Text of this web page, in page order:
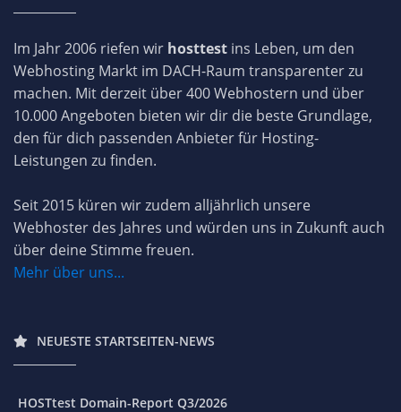
Im Jahr 2006 riefen wir hosttest ins Leben, um den
Webhosting Markt im DACH-Raum transparenter zu
machen. Mit derzeit über 400 Webhostern und über
10.000 Angeboten bieten wir dir die beste Grundlage,
den für dich passenden Anbieter für Hosting-
Leistungen zu finden.
Seit 2015 küren wir zudem alljährlich unsere
Webhoster des Jahres und würden uns in Zukunft auch
über deine Stimme freuen.
Mehr über uns...
NEUESTE STARTSEITEN-NEWS
HOSTtest Domain-Report Q3/2026